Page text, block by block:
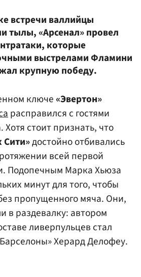
встречи валлийцы
тылы, «Арсенал» провел
которые
выстрелами Фламини
крупную победу.
ключе «Эвертон»
расправился с гостями
Хотя стоит признать, что
Сити»достойно отбивались
всей первой
Подопечным Марка Хьюза
минут для того, чтобы
пропущенного мяча. Они,
в раздевалку: автором
ливерпульцев стал
Херард Делофеу.